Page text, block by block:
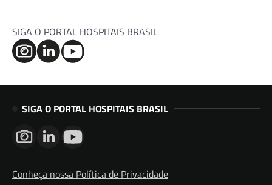
SIGA O PORTAL HOSPITAIS BRASIL
SIGA O PORTAL HOSPITAIS BRASIL
Conheça nossa Política de Privacidade